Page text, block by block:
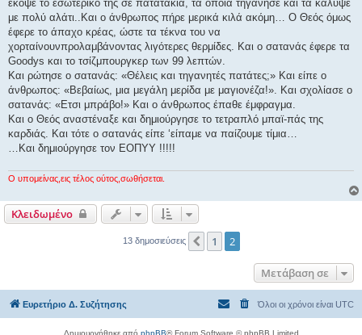
έκοψε το εσωτερικό της σε πατατάκια, τα οποία τηγάνησε και τα κάλυψε
με πολύ αλάτι..Και ο άνθρωπος πήρε μερικά κιλά ακόμη… Ο Θεός όμως
έφερε το άπαχο κρέας, ώστε τα τέκνα του να
χορταίνουνπρολαμβάνοντας λιγότερες θερμίδες. Και ο σατανάς έφερε τα
Goodys και το τσίζμπουργκερ των 99 λεπτών.
Και ρώτησε ο σατανάς: «Θέλεις και τηγανητές πατάτες;» Και είπε ο
άνθρωπος: «Βεβαίως, μια μεγάλη μερίδα με μαγιονέζα!». Kαι σχολίασε ο
σατανάς: «Ετσι μπράβο!» Και ο άνθρωπος έπαθε έμφραγμα.
Και ο Θεός αναστέναξε και δημιούργησε το τετραπλό μπαϊ-πάς της
καρδιάς. Και τότε ο σατανάς είπε ‘είπαμε να παίζουμε τίμια…
…Και δημιούργησε τον ΕΟΠΥΥ !!!!!
Ο υπομείνας,εις τέλος ούτος,σωθήσεται.
Κλειδωμένο
13 δημοσιεύσεις Προηγούμενη
1 2
Μετάβαση σε
Ευρετήριο Δ. Συζήτησης Όλοι οι χρόνοι είναι UTC
Δημιουργήθηκε από phpBB® Forum Software © phpBB Limited